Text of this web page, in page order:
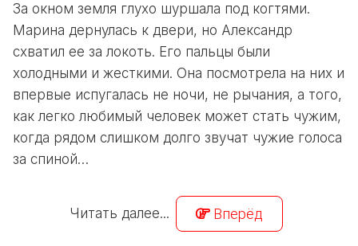
За окном земля глухо шуршала под когтями.
Марина дернулась к двери, но Александр
схватил ее за локоть. Его пальцы были
холодными и жесткими. Она посмотрела на них и
впервые испугалась не ночи, не рычания, а того,
как легко любимый человек может стать чужим,
когда рядом слишком долго звучат чужие голоса
за спиной…
Читать далее... Вперёд